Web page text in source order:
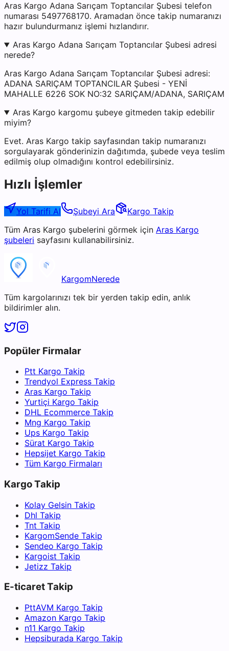
Aras Kargo Adana Sarıçam Toptancılar Şubesi telefon
numarası 5497768170. Aramadan önce takip numaranızı
hazır bulundurmanız işlemi hızlandırır.
Aras Kargo Adana Sarıçam Toptancılar Şubesi adresi
nerede?
Aras Kargo Adana Sarıçam Toptancılar Şubesi adresi:
ADANA SARIÇAM TOPTANCILAR Şubesi - YENİ
MAHALLE 6226 SOK NO:32 SARIÇAM/ADANA, SARIÇAM
Aras Kargo kargomu şubeye gitmeden takip edebilir
miyim?
Evet. Aras Kargo takip sayfasından takip numaranızı
sorgulayarak gönderinizin dağıtımda, şubede veya teslim
edilmiş olup olmadığını kontrol edebilirsiniz.
Hızlı İşlemler
Yol Tarifi Al Şubeyi Ara
Kargo Takip
Tüm Aras Kargo şubelerini görmek için Aras Kargo
şubeleri sayfasını kullanabilirsiniz.
KargomNerede
Tüm kargolarınızı tek bir yerden takip edin, anlık
bildirimler alın.
Popüler Firmalar
Ptt Kargo Takip
Trendyol Express Takip
Aras Kargo Takip
Yurtiçi Kargo Takip
DHL Ecommerce Takip
Mng Kargo Takip
Ups Kargo Takip
Sürat Kargo Takip
Hepsijet Kargo Takip
Tüm Kargo Firmaları
Kargo Takip
Kolay Gelsin Takip
Dhl Takip
Tnt Takip
KargomSende Takip
Sendeo Kargo Takip
Kargoist Takip
Jetizz Takip
E-ticaret Takip
PttAVM Kargo Takip
Amazon Kargo Takip
n11 Kargo Takip
Hepsiburada Kargo Takip